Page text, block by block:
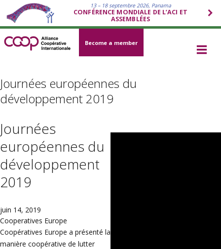
13 – 18 septembre 2026, Panama
CONFÉRENCE MONDIALE DE L’ACI ET
ASSEMBLÉES
Become a member
Journées européennes du
développement 2019
Journées
européennes du
développement
2019
juin 14, 2019
Cooperatives Europe
Coopératives Europe a présenté la
manière coopérative de lutter